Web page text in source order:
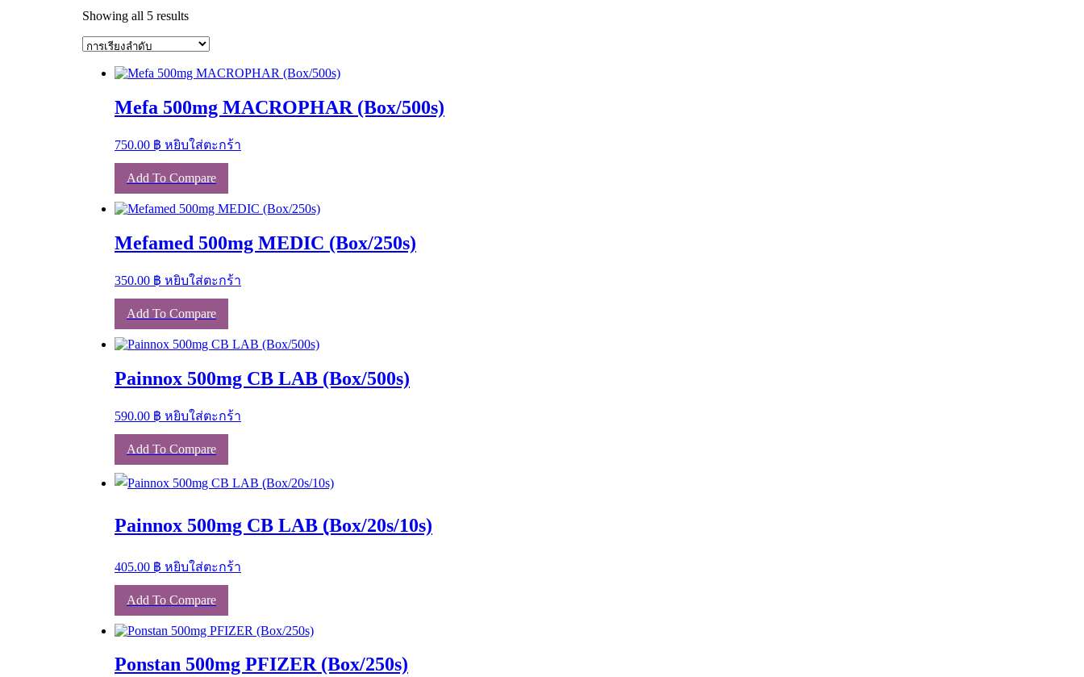
Showing all 5 results
Mefa 500mg MACROPHAR (Box/500s)
750.00 ฿ หยิบใส่ตะกร้า
Add To Compare
Mefamed 500mg MEDIC (Box/250s)
350.00 ฿ หยิบใส่ตะกร้า
Add To Compare
Painnox 500mg CB LAB (Box/500s)
590.00 ฿ หยิบใส่ตะกร้า
Add To Compare
Painnox 500mg CB LAB (ฺBox/20s/10s)
405.00 ฿ หยิบใส่ตะกร้า
Add To Compare
Ponstan 500mg PFIZER (Box/250s)